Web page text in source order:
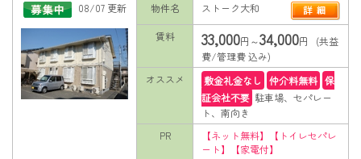
08/07 更新
物件名 ストーク大和
賃料 33,000円～34,000円 (共益
費/管理費 込み)
オススメ
敷金礼金なし 仲介料無料 保
証会社不要 駐車場、セパレー
ト、南向き
PR
【ネット無料】【トイレセパレ
ート】【家電付】